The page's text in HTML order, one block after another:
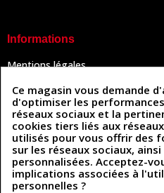
Informations
Mentions légales
Politique de confidentialité
Politique des cookies
Contactez-nous
Coordonnées
493 Chemin de Catougnac
Ce magasin vous demande
d'optimiser les
réseaux sociaux et la
cookies tiers liés aux
utilisés pour vous offrir des
sur les réseaux sociaux,
personnalisées. Acceptez-
implications associées à
personnelles ?